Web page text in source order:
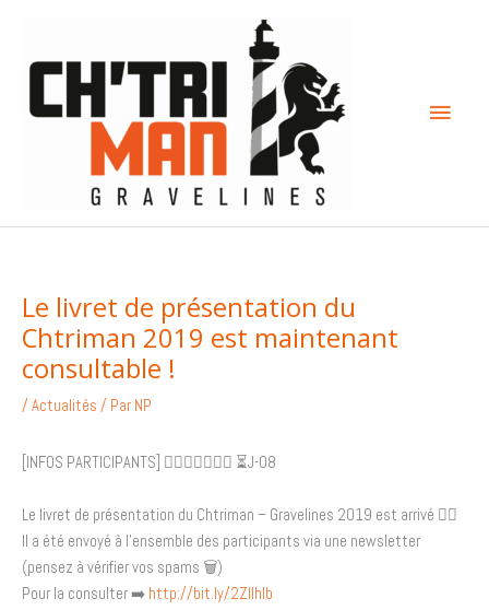
contenu
Le livret de présentation du
Chtriman 2019 est maintenant
consultable !
/Actualités / Par NP
[INFOS PARTICIPANTS] 🏊🏻‍♀️🚴🏼🏃🏼 ⏳J-08
Le livret de présentation du Chtriman – Gravelines 2019 est arrivé 👌🏼
Il a été envoyé à l’ensemble des participants via une newsletter
(pensez à vérifier vos spams 🗑)
Pour la consulter➡️ http://bit.ly/2ZIlhlb